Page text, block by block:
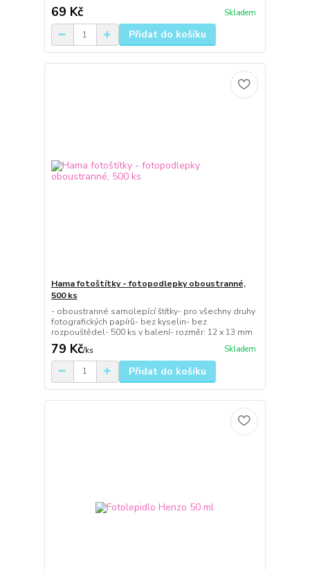
69 Kč Skladem
Přidat do košíku
Hama fotoštítky - fotopodlepky oboustranné,
500 ks
- oboustranné samolepící štítky- pro všechny druhy
fotografických papírů- bez kyselin- bez
rozpouštědel- 500 ks v balení- rozměr: 12 x 13 mm
79 Kč/ks Skladem
Přidat do košíku